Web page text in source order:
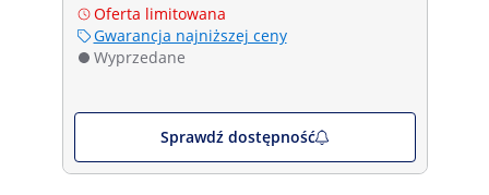
Oferta limitowana
Gwarancja najniższej ceny
Wyprzedane
Sprawdź dostępność